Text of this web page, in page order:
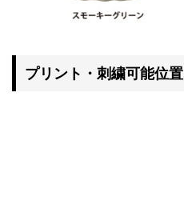
プリント・刺繍可能位置